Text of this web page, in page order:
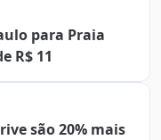
para Praia
R$ 11
são 20% mais